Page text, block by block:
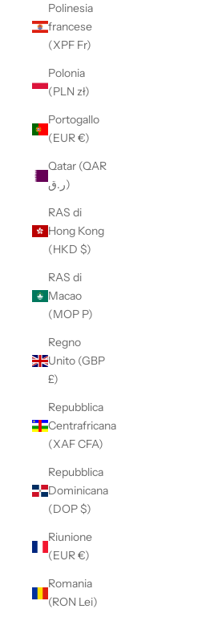
Polinesia
francese
(XPF Fr)
Polonia
(PLN zł)
Portogallo
(EUR €)
Qatar (QAR
ر.ق)
RAS di
Hong Kong
(HKD $)
RAS di
Macao
(MOP P)
Regno
Unito (GBP
£)
Repubblica
Centrafricana
(XAF CFA)
Repubblica
Dominicana
(DOP $)
Riunione
(EUR €)
Romania
(RON Lei)